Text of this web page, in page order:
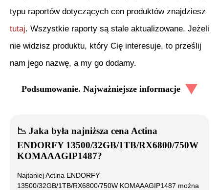
typu raportów dotyczących cen produktów znajdziesz
tutaj. Wszystkie raporty są stale aktualizowane. Jeżeli
nie widzisz produktu, który Cię interesuje, to prześlij
nam jego nazwę, a my go dodamy.
Podsumowanie. Najważniejsze informacje
📉 Jaka była najniższa cena Actina
ENDORFY 13500/32GB/1TB/RX6800/750W
KOMAAAGIP1487?
NajtaniejActina ENDORFY
13500/32GB/1TB/RX6800/750W KOMAAAGIP1487 można